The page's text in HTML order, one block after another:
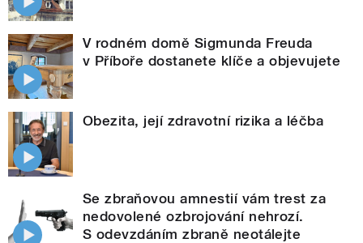
V rodném domě Sigmunda Freuda
v Příboře dostanete klíče a objevujete
Obezita, její zdravotní rizika a léčba
Se zbraňovou amnestií vám trest za
nedovolené ozbrojování nehrozí.
S odevzdáním zbraně neotálejte